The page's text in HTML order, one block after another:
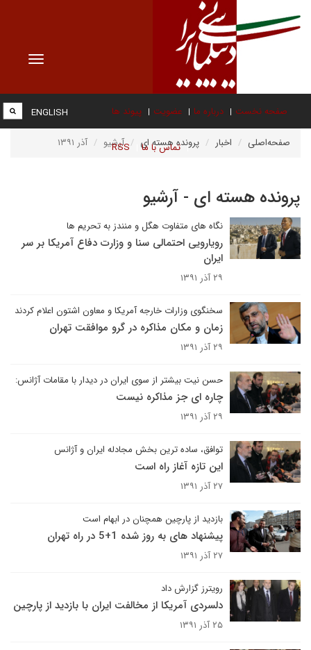
Toggle
صفحه نخست درباره ما عضویت پیوند ها
تماس با ما RSS
ENGLISH
صفحه‌اصلی اخبار پرونده هسته ای آرشیو آذر ۱۳۹۱
پرونده هسته ای - آرشیو
نگاه های متفاوت هگل و منندز به تحریم ها
رویارویی احتمالی سنا و وزارت دفاع آمریکا بر سر
ایران
۲۹ آذر ۱۳۹۱
سخنگوی وزارات خارجه آمریکا و معاون اشتون اعلام کردند
زمان و مکان مذاکره در گرو موافقت تهران
۲۹ آذر ۱۳۹۱
حسن نیت بیشتر از سوی ایران در دیدار با مقامات آژانس:
چاره ای جز مذاکره نیست
۲۹ آذر ۱۳۹۱
توافق، ساده ترین بخش مجادله ایران و آژانس
این تازه آغاز راه است
۲۷ آذر ۱۳۹۱
بازدید از پارچین همچنان در ابهام است
پیشنهاد های به روز شده 1+5 در راه تهران
۲۷ آذر ۱۳۹۱
رویترز گزارش داد
دلسردی آمریکا از مخالفت ایران با بازدید از پارچین
۲۵ آذر ۱۳۹۱